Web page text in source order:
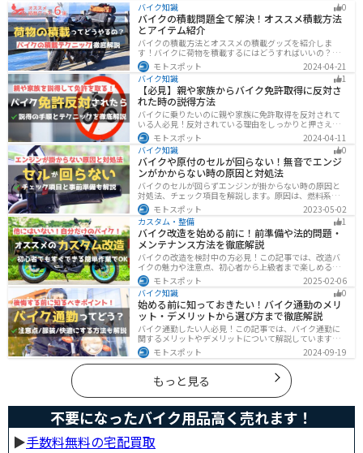
バイク知識 0
バイクの積載問題全て解決！オススメ積載方法
とアイテム紹介
バイクの積載方法とオススメの積載グッズを紹介しま
す！バイクに荷物を積載するにはどうすればいいの？と
いう疑問はこれで解決！通勤や日帰りツーリング、キャ
ンプツーリングなど用途別にオススメの積載方法を解説
します！オススメの積載アイテムも紹介するので、バイ
クの積載に悩んでいる方は参考にしてください。
モトスポット
2024-04-21
バイク知識
1
【必見】親や家族からバイク免許取得に反対さ
れた時の説得方法
バイクに乗りたいのに親や家族に免許取得を反対されて
いる人必見！反対されている理由をしっかりと押さえて
おけば相手に理解してもらえます。無闇に説得するので
はなく、誠意を持って対応することが大切です。この記
事では理由や説得の手順、テクニックをまとめました。
モトスポット
2024-04-11
バイク知識
0
バイクや原付のセルが回らない！無音でエンジ
ンがかからない時の原因と対処法
バイクのセルが回らずエンジンが掛からない時の原因と
対処法、チェック項目を解説します。原因は、燃料系・
電装系・その他に分かれますが、バッテリー上がりが原
因であることが多いです。その場合、押しがけやバッテ
リー復旧サービスなどを活用しましょう。事前にできる
対処準備についても解説します。
モトスポット
2023-05-02
カスタム・整備
1
バイク改造を始める前に！前準備や法的問題・
メンテナンス方法を徹底解説
バイクの改造を検討中の方必見！この記事では、改造バ
イクの魅力や注意点、初心者から上級者まで楽しめる改
造方法を紹介しています。実は、改造で補償内容や保険
料が変わる場合があるため、保険会社への確認は必須で
す。この記事を読めば、安全に配慮しつつ、カスタムバ
イクを楽しむコツがわかります。
モトスポット
2025-02-06
バイク知識
0
始める前に知っておきたい！バイク通勤のメリ
ット・デメリットから選び方まで徹底解説
バイク通勤したい人必見！この記事では、バイク通勤に
関するメリットやデメリットについて解説しています。
実は通勤時間を短縮できるメリットがありますが、会社
によっては許可されない場合もあるので、事前に確認が
必要です。この記事を読めばバイク通勤の始め方がわか
ります。
モトスポット 2024-09-19
もっと見る
不要になったバイク用品高く売れます！
▶︎手数料無料の宅配買取